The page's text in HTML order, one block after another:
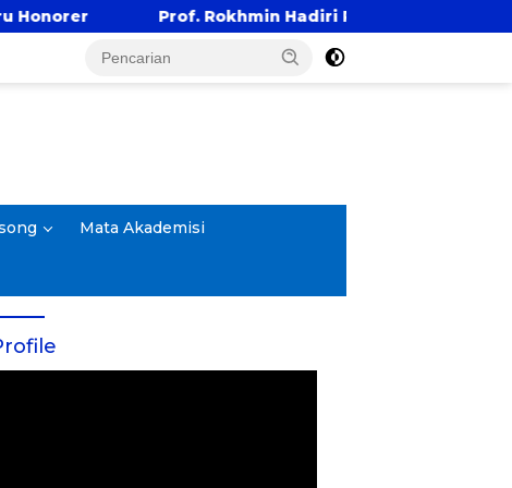
Hadiri Reuni Emas Alumni SMANDA Kota Cirebon
Mata Akademisi